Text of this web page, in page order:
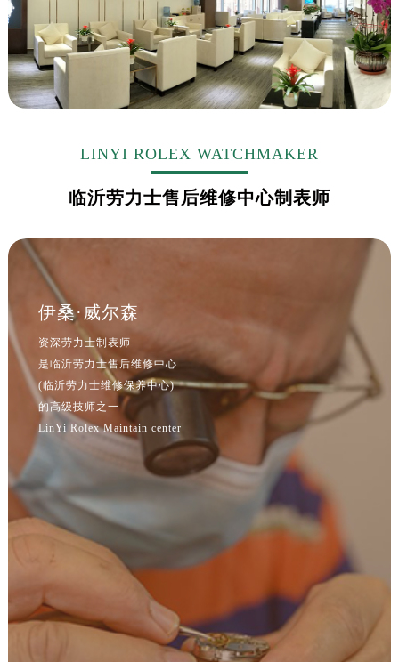
LINYI ROLEX WATCHMAKER
临沂劳力士售后维修中心制表师
伊桑·威尔森
资深劳力士制表师
是临沂劳力士售后维修中心
(临沂劳力士维修保养中心)
的高级技师之一
LinYi Rolex Maintain center